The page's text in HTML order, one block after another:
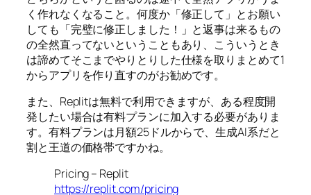
く作れなくなること。何度か「修正して」とお願い
しても「完璧に修正しました！」と返事は来るもの
の全然直ってないということもあり、こういうとき
は諦めてそこまでやりとりした仕様を取りまとめて1
からアプリを作り直すのがお勧めです。
また、Replitは無料で利用できますが、ある程度開
発したい場合は有料プランに加入する必要がありま
す。有料プランは月額25ドルからで、生成AI系だと
割と王道の価格帯ですかね。
Pricing – Replit
https://replit.com/pricing